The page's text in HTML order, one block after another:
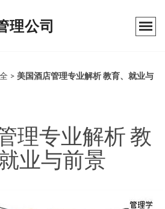
理公司
> 美国酒店管理专业解析 教育、就业与
理专业解析 教
业与前景